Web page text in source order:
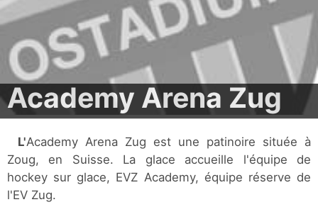
Academy Arena Zug
L'Academy Arena Zug est une patinoire située à
Zoug, en Suisse. La glace accueille l'équipe de
hockey sur glace, EVZ Academy, équipe réserve de
l'EV Zug.